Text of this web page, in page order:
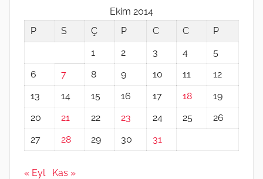
Ekim 2014
P
S Ç P C C
P
1
2 3 4
5
6
7 8 9 10 11
12
13
14 15 16 17 18
19
20
21 22 23 24 25
26
27
28 29 30 31
« Eyl Kas »